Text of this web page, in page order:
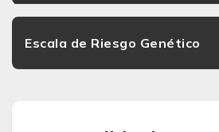
Escala de Riesgo Genético